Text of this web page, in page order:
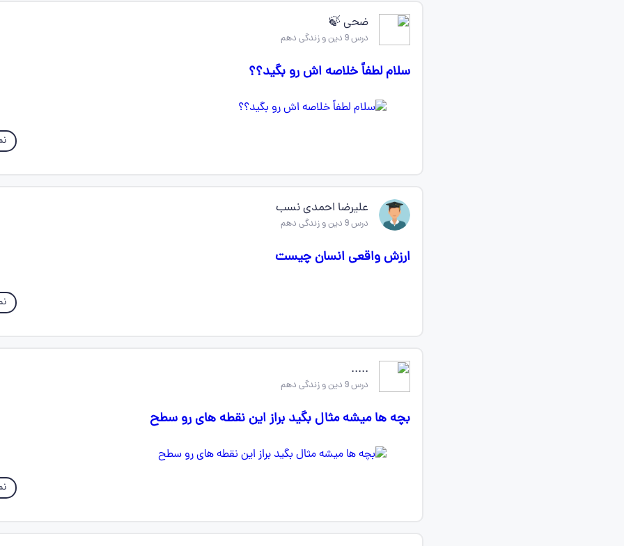
ضحی 🍃
درس 9 دین و زندگی دهم
سلام لطفاً خلاصه اش رو بگید؟؟
عليرضا احمدی نسب
درس 9 دین و زندگی دهم
ارزش واقعی انسان چیست
.....
درس 9 دین و زندگی دهم
بچه ها میشه مثال بگید براز این نقطه های رو سطح